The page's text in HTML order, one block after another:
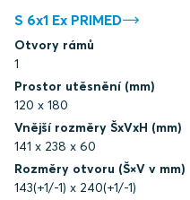
S 6x1 Ex PRIMED
Otvory rámů
1
Prostor utěsnění (mm)
120 x 180
Vnější rozměry ŠxVxH (mm)
141 x 238 x 60
Rozměry otvoru (Š×V v mm)
143(+1/-1) x 240(+1/-1)